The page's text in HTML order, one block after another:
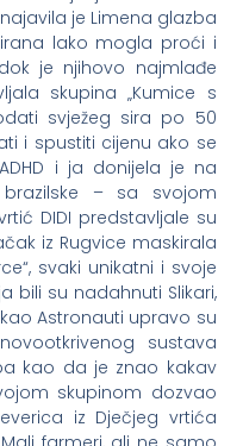
je Limena glazba
lako mogla proći i
je njihovo najmlađe
skupina „Kumice s
svježeg sira po 50
i spustiti cijenu ako se
i ja donijela je na
– sa svojom
DIDI predstavljale su
iz Rugvice maskirala
svaki unikatni i svoje
bili su nadahnuti Slikari,
Astronauti upravo su
sustava
kao da je znao kakav
skupinom dozvao
iz Dječjeg vrtića